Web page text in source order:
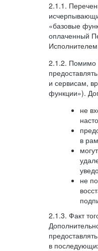
2.1.1.
«базовые
оплаченный
2.1.2. Помимо
и сервисам,
функции»).
не
в
не
2.1.3. Факт
в